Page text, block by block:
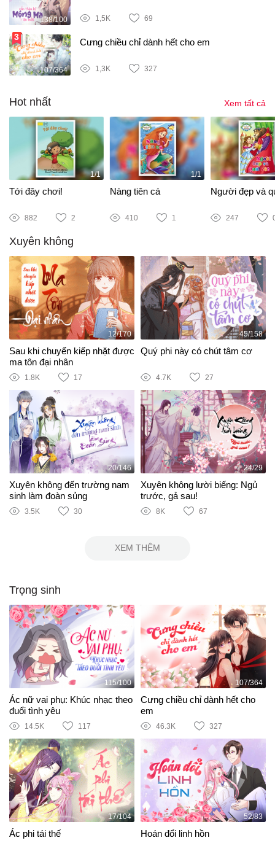
138/100 1,5K 69
107/364
Cưng chiều chỉ dành hết cho em
1,3K 327
Hot nhất Xem tất cả
1/1
Tới đây chơi!
882 2
1/1
Nàng tiên cá
410 1
Người đẹp và
247
Xuyên không
12/170
Sau khi chuyển kiếp nhặt được
ma tôn đại nhân
1.8K 17
45/158
Quý phi này có chút tâm cơ
4.7K 27
20/146
Xuyên không đến trường nam
sinh làm đoàn sủng
3.5K 30
24/29
Xuyên không lười biếng: Ngủ
trước, gả sau!
8K 67
XEM THÊM
Trọng sinh
115/100
Ác nữ vai phụ: Khúc nhạc theo
đuổi tình yêu
14.5K 117
107/364
Cưng chiều chỉ dành hết cho
em
46.3K 327
17/104
Ác phi tái thế
52/83
Hoán đổi linh hồn